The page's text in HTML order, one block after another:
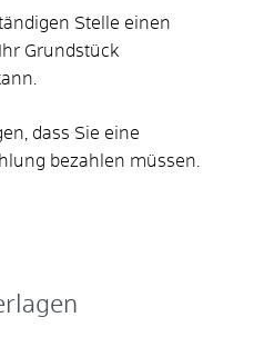
Stelle einen
Grundstück
dass Sie eine
bezahlen müssen.